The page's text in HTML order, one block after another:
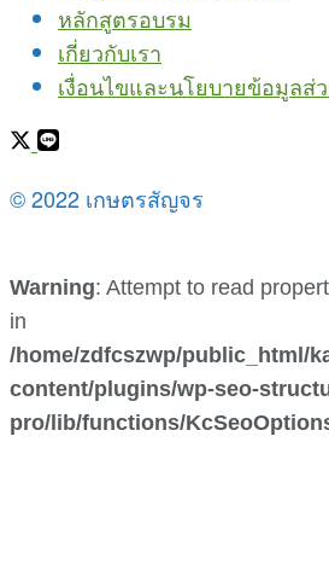
หลักสูตรอบรม
เกี่ยวกับเรา
เงื่อนไขและนโยบายข้อมูลส่
© 2022 เกษตรสัญจร
Warning: Attempt to read
in
/home/zdfcszwp/public_html/
content/plugins/wp-seo-
pro/lib/functions/